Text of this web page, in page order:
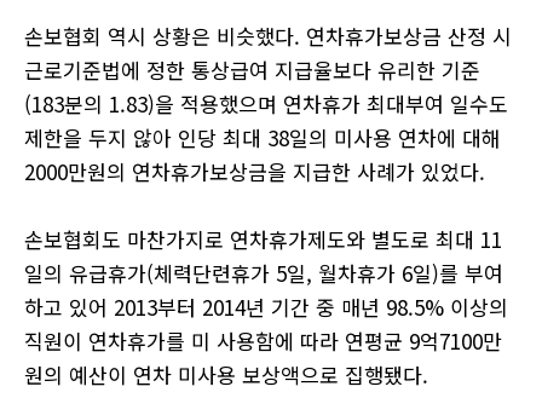
손보협회 역시 상황은 비슷했다. 연차휴가보상금 산정 시
근로기준법에 정한 통상급여 지급율보다 유리한 기준
(183분의 1.83)을 적용했으며 연차휴가 최대부여 일수도
제한을 두지 않아 인당 최대 38일의 미사용 연차에 대해
2000만원의 연차휴가보상금을 지급한 사례가 있었다.
손보협회도 마찬가지로 연차휴가제도와 별도로 최대 11
일의 유급휴가(체력단련휴가 5일, 월차휴가 6일)를 부여
하고 있어 2013부터 2014년 기간 중 매년 98.5% 이상의
직원이 연차휴가를 미 사용함에 따라 연평균 9억7100만
원의 예산이 연차 미사용 보상액으로 집행됐다.